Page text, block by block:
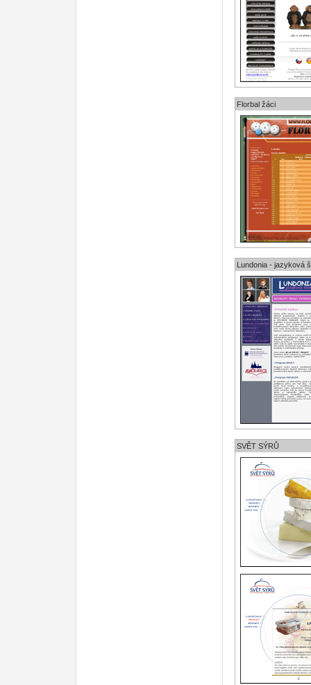
Florbal žáci
Lundonia - jazyková
SVĚT SÝRŮ